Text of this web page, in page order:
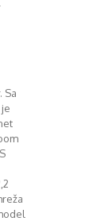
Sa